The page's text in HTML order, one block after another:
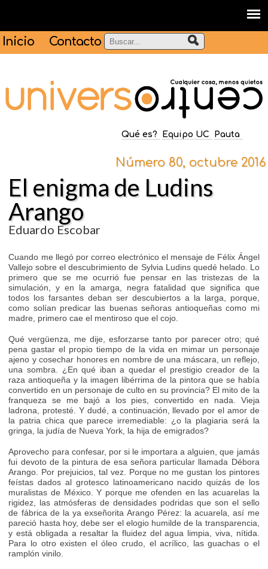
Inicio Contacto
Qué es? Equipo UC Pauta
Número 80, octubre 2016
El enigma de Ludins
Arango
Eduardo Escobar
Cuando me llegó por correo electrónico el mensaje de Félix Ángel
Vallejo sobre el descubrimiento de Sylvia Ludins quedé helado. Lo
primero que se me ocurrió fue pensar en las tristezas de la
simulación, y en la amarga, negra fatalidad que significa que
todos los farsantes deban ser descubiertos a la larga, porque,
como solían predicar las buenas señoras antioqueñas como mi
madre, primero cae el mentiroso que el cojo.
Qué vergüenza, me dije, esforzarse tanto por parecer otro; qué
pena gastar el propio tiempo de la vida en mimar un personaje
ajeno y cosechar honores en nombre de una máscara, un reflejo,
una sombra. ¿En qué iban a quedar el prestigio creador de la
raza antioqueña y la imagen libérrima de la pintora que se había
convertido en un personaje de culto en su provincia? El mito de la
franqueza se me bajó a los pies, convertido en nada. Vieja
ladrona, protesté. Y dudé, a continuación, llevado por el amor de
la patria chica que parece irremediable: ¿o la plagiaria será la
gringa, la judía de Nueva York, la hija de emigrados?
Aprovecho para confesar, por si le importara a alguien, que jamás
fui devoto de la pintura de esa señora particular llamada Débora
Arango. Por prejuicios, tal vez. Porque no me gustan los pintores
feístas dados al grotesco latinoamericano nacido quizás de los
muralistas de México. Y porque me ofenden en las acuarelas la
rigidez, las atmósferas de densidades podridas que son el sello
de fábrica de la ya exseñorita Arango Pérez: la acuarela, así me
pareció hasta hoy, debe ser el elogio humilde de la transparencia,
y está obligada a resaltar la fluidez del agua limpia, viva, nítida.
Para lo otro existen el óleo crudo, el acrílico, las guachas o el
ramplón vinilo.